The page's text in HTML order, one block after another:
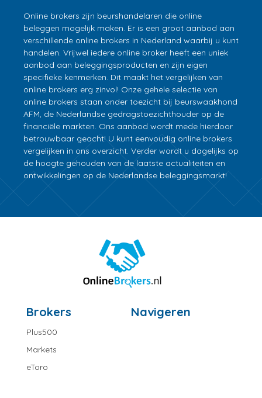
Online brokers zijn beurshandelaren die online
beleggen mogelijk maken. Er is een groot aanbod aan
verschillende online brokers in Nederland waarbij u kunt
handelen. Vrijwel iedere online broker heeft een uniek
aanbod aan beleggingsproducten en zijn eigen
specifieke kenmerken. Dit maakt het vergelijken van
online brokers erg zinvol! Onze gehele selectie van
online brokers staan onder toezicht bij beurswaakhond
AFM, de Nederlandse gedragstoezichthouder op de
financiële markten. Ons aanbod wordt mede hierdoor
betrouwbaar geacht! U kunt eenvoudig online brokers
vergelijken in ons overzicht. Verder wordt u dagelijks op
de hoogte gehouden van de laatste actualiteiten en
ontwikkelingen op de Nederlandse beleggingsmarkt!
Brokers
Plus500
Markets
eToro
Navigeren